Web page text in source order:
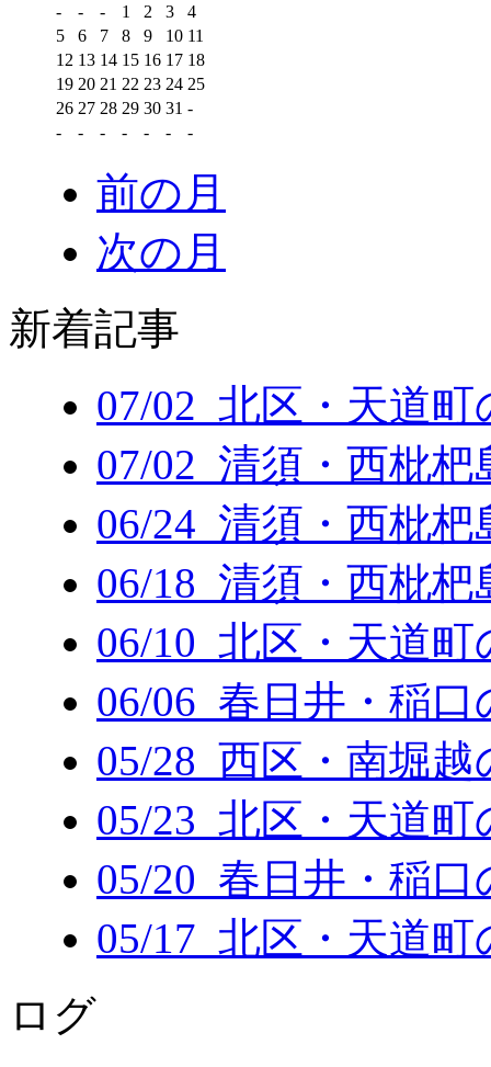
-
- - 1 2 3
4
5
6 7 8 9 10 11
12 13 14 15 16 17 18
19 20 21 22 23 24 25
26 27 28 29 30 31 -
-
- - - - - -
前の月
次の月
新着記事
07/02 北区・天道町
07/02 清須・西枇杷
06/24 清須・西枇杷
06/18 清須・西枇杷
06/10 北区・天道町
06/06 春日井・稲口
05/28 西区・南堀
05/23 北区・天道町
05/20 春日井・稲口
05/17 北区・天道町
ログ